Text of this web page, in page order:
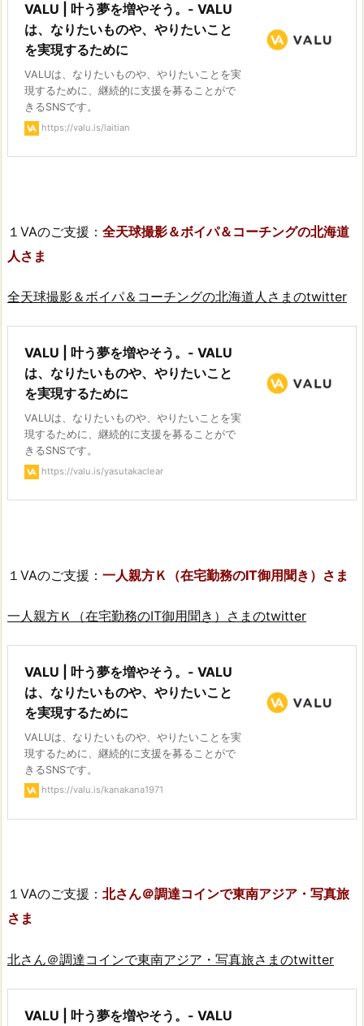
VALU | 叶う夢を増やそう。- VALU
は、なりたいものや、やりたいこと
を実現するために
VALUは、なりたいものや、やりたいことを実
現するために、継続的に支援を募ることがで
きるSNSです。
https://valu.is/laitian
１VAのご支援： 全天球撮影＆ボイパ＆コーチングの北海道
人さま
全天球撮影＆ボイパ＆コーチングの北海道人さまのtwitter
VALU | 叶う夢を増やそう。- VALU
は、なりたいものや、やりたいこと
を実現するために
VALUは、なりたいものや、やりたいことを実
現するために、継続的に支援を募ることがで
きるSNSです。
https://valu.is/yasutakaclear
１VAのご支援： 一人親方Ｋ（在宅勤務のIT御用聞き）さま
一人親方Ｋ（在宅勤務のIT御用聞き）さまのtwitter
VALU | 叶う夢を増やそう。- VALU
は、なりたいものや、やりたいこと
を実現するために
VALUは、なりたいものや、やりたいことを実
現するために、継続的に支援を募ることがで
きるSNSです。
https://valu.is/kanakana1971
１VAのご支援： 北さん＠調達コインで東南アジア・写真旅
さま
北さん＠調達コインで東南アジア・写真旅さまのtwitter
VALU | 叶う夢を増やそう。- VALU